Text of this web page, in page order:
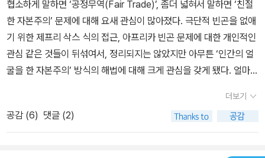
협소하게 말하면 ‘공정무역(Fair Trade)’, 좀더 넓혀서 말하면 ‘친절
한 자본주의’ 문제에 대해 요새 관심이 많아졌다. 극단적 빈곤을 없애
기 위한 제프리 삭스 식의 접근, 아프리카 빈곤 문제에 대한 개인적인
관심 같은 것들이 뒤섞여서, 정리되지는 않았지만 아무튼 ‘인간의 얼
굴을 한 자본주의’ 방식의 해법에 대해 크게 관심을 갖게 됐다. 얼마전
만 아무튼 ‘친절한 자본주의’ 혹은 ‘따뜻한 자본주의’ 정도로 해두자)
를 얘기한 내용이 월스트리트저널에 실렸다. 그때 저널에서 신문 기
사 한켠에 ‘게이츠의 책꽂이에 꽂힌 책들’을 소개했었다. 그 중 하나가
더보기
공감 (6) 댓글 (2)